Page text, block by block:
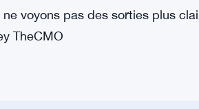
de 1,26 % ressemble plus à un